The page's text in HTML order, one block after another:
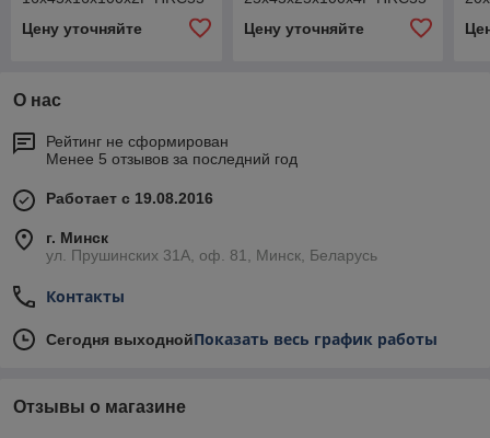
Цену уточняйте Цену уточняйте
О нас
Рейтинг не сформирован
Менее 5 отзывов за последний год
Работает с 19.08.2016
г. Минск
ул. Прушинских 31А, оф. 81, Минск, Беларусь
Контакты
Сегодня выходнойПоказать весь график работы
Отзывы о магазине